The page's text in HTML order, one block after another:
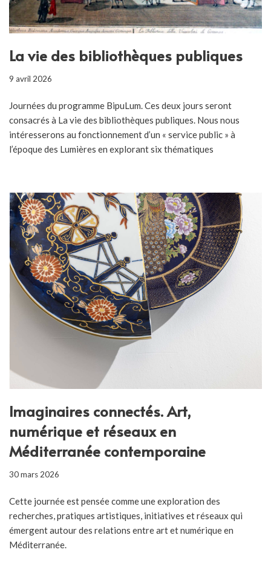
La vie des bibliothèques publiques
9 avril 2026
Journées du programme BipuLum. Ces deux jours seront
consacrés à La vie des bibliothèques publiques. Nous nous
intéresserons au fonctionnement d’un « service public » à
l’époque des Lumières en explorant six thématiques
Imaginaires connectés. Art,
numérique et réseaux en
Méditerranée contemporaine
30 mars 2026
Cette journée est pensée comme une exploration des
recherches, pratiques artistiques, initiatives et réseaux qui
émergent autour des relations entre art et numérique en
Méditerranée.